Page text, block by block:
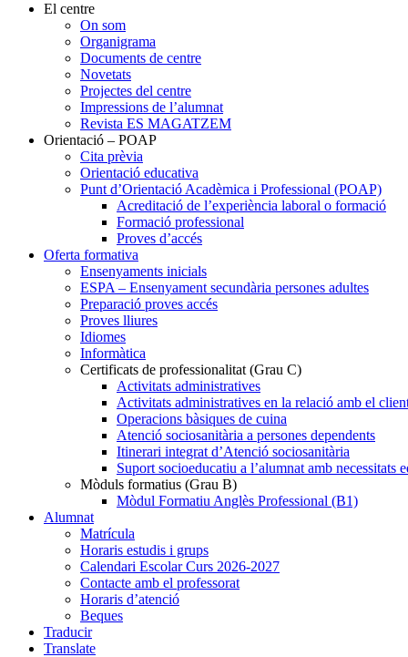
El centre
On som
Organigrama
Documents de centre
Novetats
Projectes del centre
Impressions de l’alumnat
Revista ES MAGATZEM
Orientació – POAP
Cita prèvia
Orientació educativa
Punt d’Orientació Acadèmica i Professional (POAP)
Acreditació de l’experiència laboral o formació
Formació professional
Proves d’accés
Oferta formativa
Ensenyaments inicials
ESPA – Ensenyament secundària persones adultes
Preparació proves accés
Proves lliures
Idiomes
Informàtica
Certificats de professionalitat (Grau C)
Activitats administratives
Activitats administratives en la relació amb el
Operacions bàsiques de cuina
Atenció sociosanitària a persones dependents
Itinerari integrat d’Atenció sociosanitària
Suport socioeducatiu a l’alumnat amb necessitats
Mòduls formatius (Grau B)
Mòdul Formatiu Anglès Professional (B1)
Alumnat
Matrícula
Horaris estudis i grups
Calendari Escolar Curs 2026-2027
Contacte amb el professorat
Horaris d’atenció
Beques
Traducir
Translate